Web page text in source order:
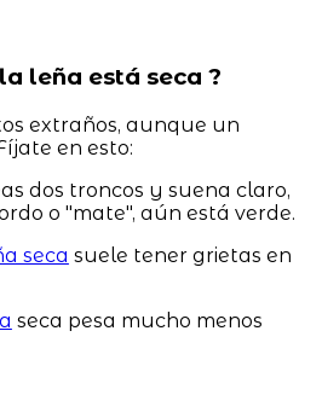
leña está seca ?
extraños, aunque un
en esto:
dos troncos y suena claro,
o "mate", aún está verde.
seca suele tener grietas en
seca pesa mucho menos